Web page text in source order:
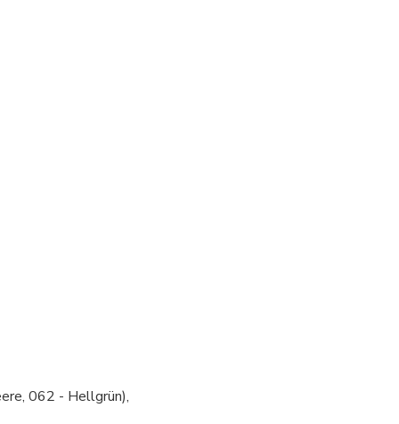
062 - Hellgrün),